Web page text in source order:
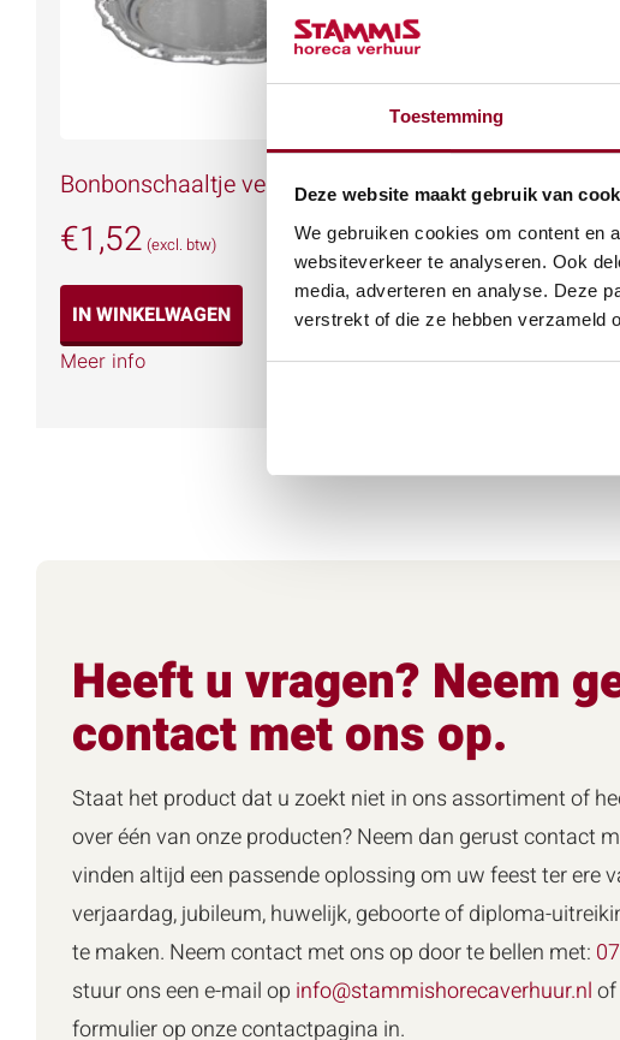
Toestemming
Deze website maakt gebruik van
We gebruiken cookies om content en
websiteverkeer te analyseren. Ook
media, adverteren en analyse. Deze
verstrekt of die ze hebben verzameld
Bonbonschaaltje verzilverd
€1,52 (excl. btw)
IN WINKELWAGEN
Meer info
Serveerschaal
€5,82 (excl. btw)
IN WINKELWAGEN
Meer info
Heeft u vragen? Neem
contact met ons op.
Staat het product dat u zoekt niet in ons assortiment of
over één van onze producten? Neem dan gerust contact
vinden altijd een passende oplossing om uw feest ter ere
verjaardag, jubileum, huwelijk, geboorte of diploma-
te maken. Neem contact met ons op door te bellen met:
stuur ons een e-mail op info@stammishorecaverhuur.nl
formulier op onze contactpagina in.